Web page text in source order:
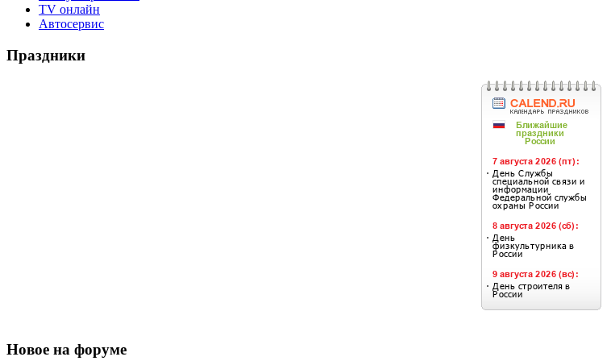
TV онлайн
Автосервис
Праздники
Новое на форуме